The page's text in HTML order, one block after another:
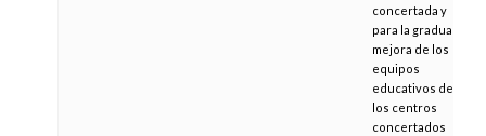
concertada y
para la gradual
mejora de los
equipos
educativos de
los centros
concertados